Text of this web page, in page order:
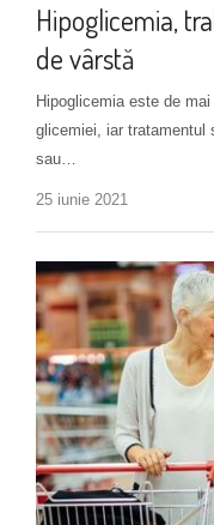
Hipoglicemia,
de vârstă
Hipoglicemia este de
glicemiei, iar tratamentul
sau…
25 iunie 2021